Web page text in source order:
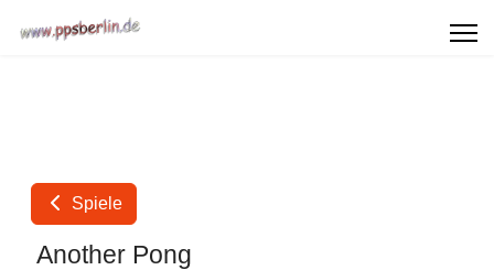
Spiele
Another Pong